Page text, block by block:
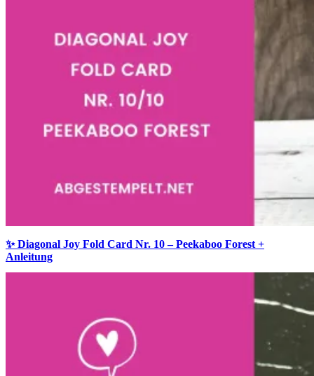
✨ Diagonal Joy Fold Card Nr. 10 – Peekaboo Forest +
Anleitung